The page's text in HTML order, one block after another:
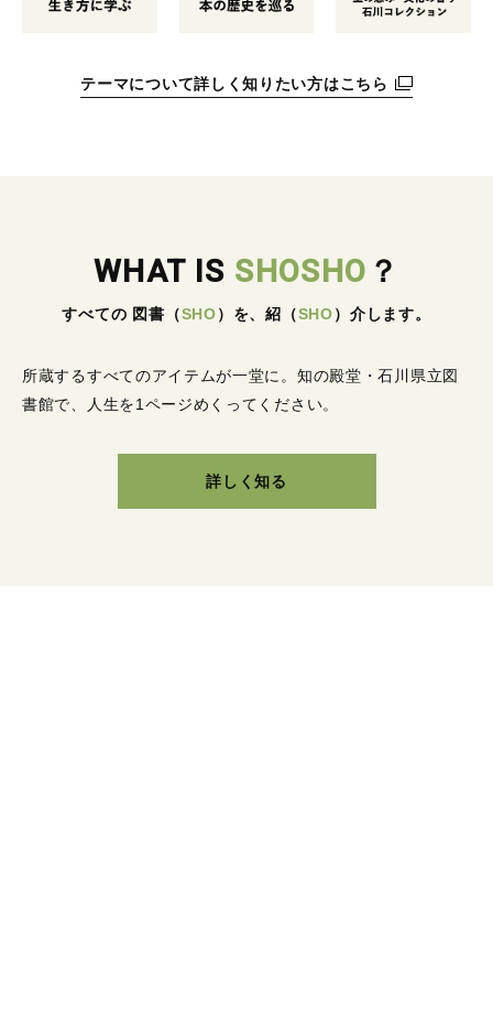
テーマについて詳しく知りたい方はこちら
WHAT IS SHOSHO ？
すべての 図書 （SHO） を、紹 （SHO） 介します。
所蔵するすべてのアイテムが一堂に。 知の殿堂・石川県立図
書館で、人生を1ページめくってください。
詳しく知る